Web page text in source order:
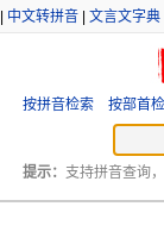
中文转拼音| 文言文字典|
按拼音检索 按部首
提示： 支持拼音查询